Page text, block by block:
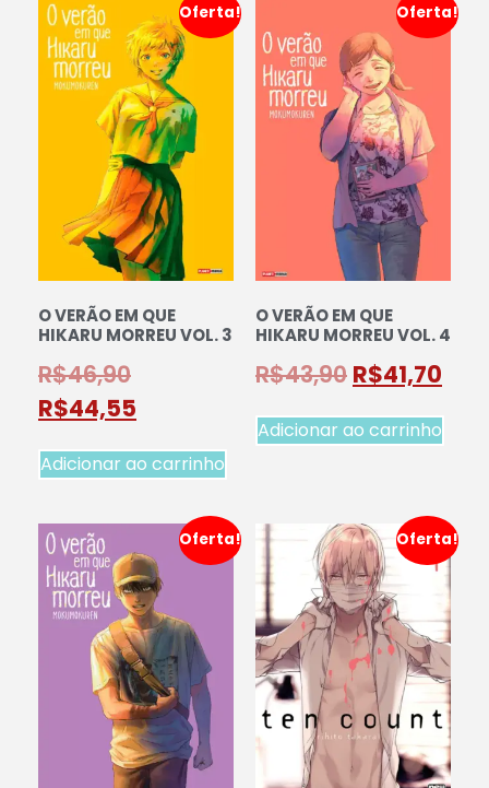
Oferta!
O VERÃO EM QUE
HIKARU MORREU VOL. 3
R$46,90
R$44,55
Adicionar ao carrinho
Oferta!
O VERÃO EM QUE
HIKARU MORREU VOL. 4
R$43,90 R$41,70
Adicionar ao carrinho
Oferta! Oferta!